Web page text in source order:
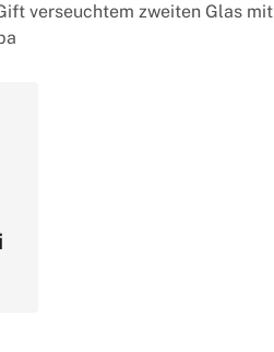
verseuchtem zweiten Glas mit